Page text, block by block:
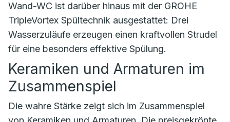
Wand-WC ist darüber hinaus mit der GROHE
TripleVortex Spültechnik ausgestattet: Drei
Wasserzuläufe erzeugen einen kraftvollen Strudel
für eine besonders effektive Spülung.
Keramiken und Armaturen im
Zusammenspiel
Die wahre Stärke zeigt sich im Zusammenspiel